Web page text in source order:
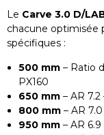
Le Carve 3.0 D/
chacune optimisée
spécifiques :
500 mm – Ratio
PX160
650 mm – AR
800 mm – AR
950 mm – AR